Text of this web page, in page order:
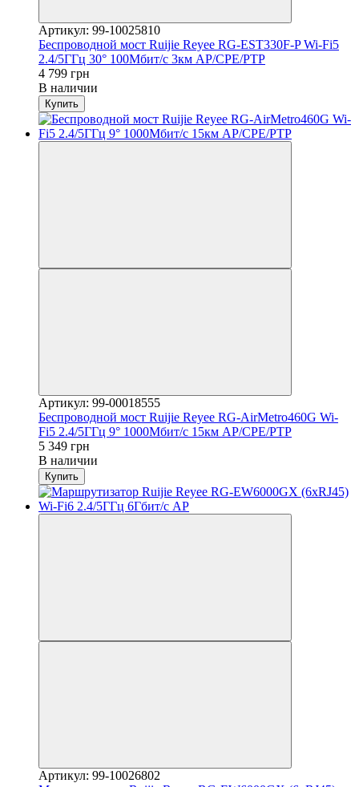
Артикул: 99-10025810
Беспроводной мост Ruijie Reyee RG-EST330F-P Wi-Fi5
2.4/5ГГц 30° 100Мбит/с 3км AP/CPE/PTP
4 799 грн
В наличии
Купить
Артикул: 99-00018555
Беспроводной мост Ruijie Reyee RG-AirMetro460G Wi-
Fi5 2.4/5ГГц 9° 1000Мбит/с 15км AP/CPE/PTP
5 349 грн
В наличии
Купить
Артикул: 99-10026802